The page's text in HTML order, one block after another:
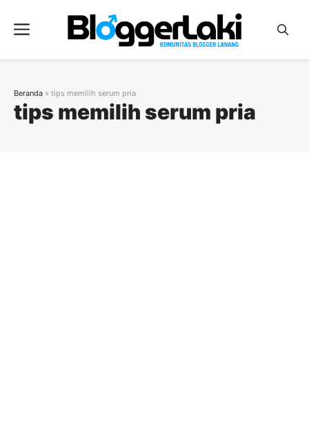
Menu
tips memilih serum pria
Beranda » tips memilih serum pria